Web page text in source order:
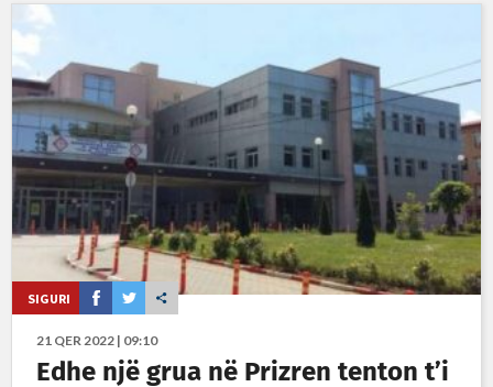
SIGURI
21 QER 2022 | 09:10
Edhe një grua në Prizren tenton t’i